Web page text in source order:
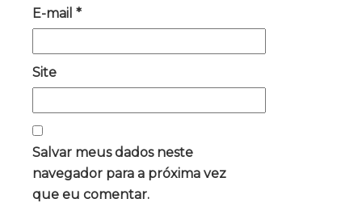
E-mail *
Site
Salvar meus dados neste
navegador para a próxima vez
que eu comentar.